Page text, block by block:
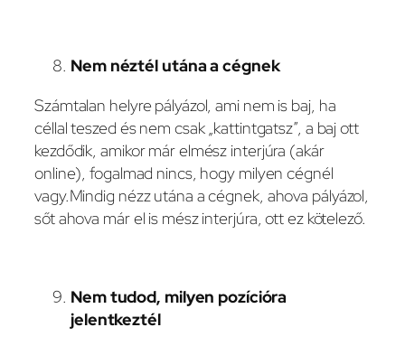
Nem néztél utána a cégnek
Számtalan helyre pályázol, ami nem is baj, ha
céllal teszed és nem csak „kattintgatsz”, a baj ott
kezdődik, amikor már elmész interjúra (akár
online), fogalmad nincs, hogy milyen cégnél
vagy.Mindig nézz utána a cégnek, ahova pályázol,
sőt ahova már el is mész interjúra, ott ez kötelező.
Nem tudod, milyen pozícióra
jelentkeztél